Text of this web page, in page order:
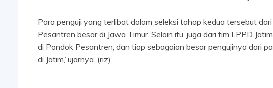
Para penguji yang terlibat dalam seleksi tahap kedua tersebut
Pesantren besar di Jawa Timur. Selain itu, juga dari tim LPPD
di Pondok Pesantren, dan tiap sebagaian besar pengujinya dari
di Jatim,”ujarnya. (riz)